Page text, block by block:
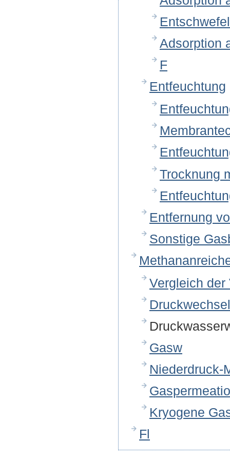
Adsorption
F
Entfeuchtung
Trocknung
Entfernung
Sonstige
Vergleich der
Gasw
Niederdruck-
Kryogene
Fl